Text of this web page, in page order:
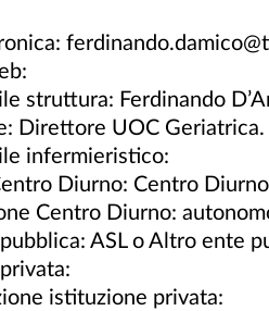
struttura: Ferdinando
Direttore UOC
infermieristico:
Diurno: Centro
Centro Diurno:
ASL o Altro ente
istituzione privata: